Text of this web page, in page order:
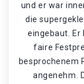
und er war
die
eingebaut. Er
faire
besprochenem
angenehm.